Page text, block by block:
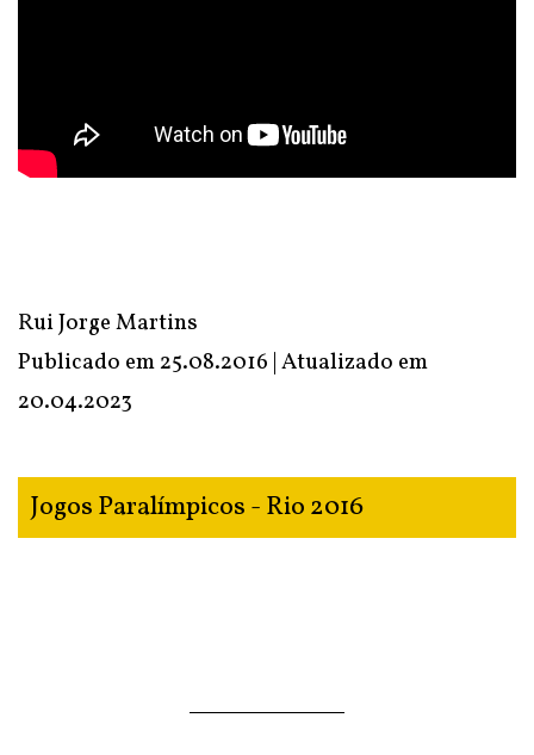
Rui Jorge Martins
Publicado em 25.08.2016 | Atualizado em
20.04.2023
Jogos Paralímpicos - Rio 2016